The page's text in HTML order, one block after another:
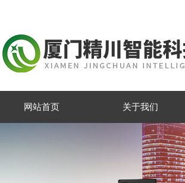
网站首页 关于我们